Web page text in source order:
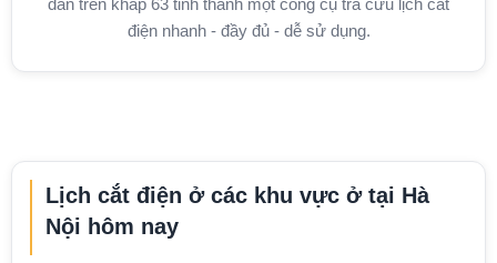
dân trên khắp 63 tỉnh thành một công cụ tra cứu lịch cắt
điện nhanh - đầy đủ - dễ sử dụng.
Lịch cắt điện ở các khu vực ở tại Hà
Nội hôm nay